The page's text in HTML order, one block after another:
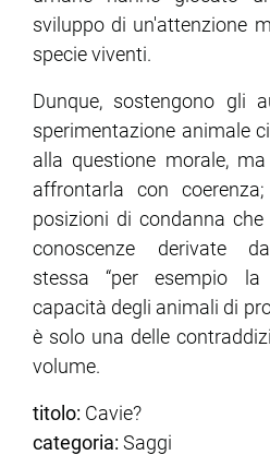
sviluppo di un'attenzione
specie viventi.
Dunque, sostengono gli
sperimentazione animale
alla questione morale,
affrontarla con
posizioni di condanna
conoscenze derivate
stessa “per esempio la
capacità degli animali di
è solo una delle
volume.
titolo: Cavie?
categoria: Saggi